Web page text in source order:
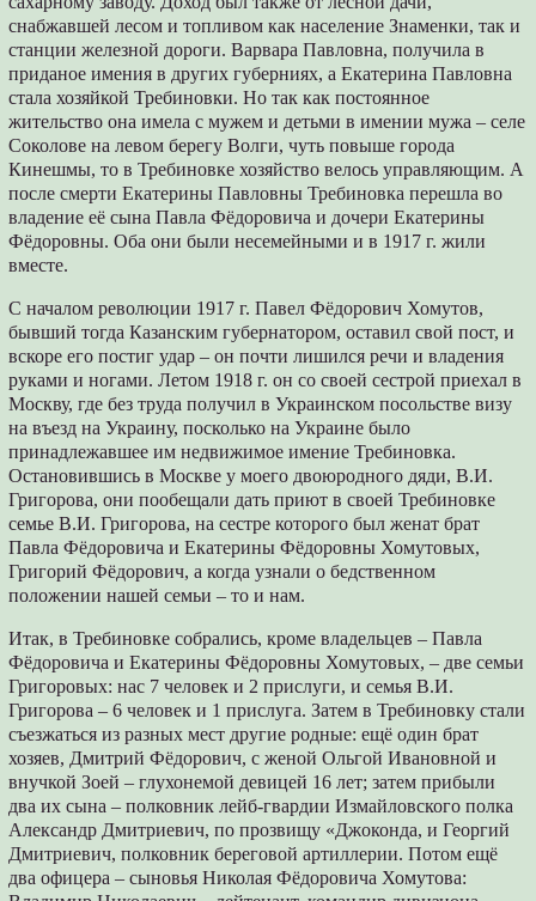
снабжавшей лесом и топливом как население Знаменки, так и
станции железной дороги. Варвара Павловна, получила в
приданое имения в других губерниях, а Екатерина Павловна
стала хозяйкой Требиновки. Но так как постоянное
жительство она имела с мужем и детьми в имении мужа – селе
Соколове на левом берегу Волги, чуть повыше города
Кинешмы, то в Требиновке хозяйство велось управляющим. А
после смерти Екатерины Павловны Требиновка перешла во
владение её сына Павла Фёдоровича и дочери Екатерины
Фёдоровны. Оба они были несемейными и в 1917 г. жили
вместе.
С началом революции 1917 г. Павел Фёдорович Хомутов,
бывший тогда Казанским губернатором, оставил свой пост, и
вскоре его постиг удар – он почти лишился речи и владения
руками и ногами. Летом 1918 г. он со своей сестрой приехал в
Москву, где без труда получил в Украинском посольстве визу
на въезд на Украину, посколько на Украине было
принадлежавшее им недвижимое имение Требиновка.
Остановившись в Москве у моего двоюродного дяди, В.И.
Григорова, они пообещали дать приют в своей Требиновке
семье В.И. Григорова, на сестре которого был женат брат
Павла Фёдоровича и Екатерины Фёдоровны Хомутовых,
Григорий Фёдорович, а когда узнали о бедственном
положении нашей семьи – то и нам.
Итак, в Требиновке собрались, кроме владельцев – Павла
Фёдоровича и Екатерины Фёдоровны Хомутовых, – две семьи
Григоровых: нас 7 человек и 2 прислуги, и семья В.И.
Григорова – 6 человек и 1 прислуга. Затем в Требиновку стали
съезжаться из разных мест другие родные: ещё один брат
хозяев, Дмитрий Фёдорович, с женой Ольгой Ивановной и
внучкой Зоей – глухонемой девицей 16 лет; затем прибыли
два их сына – полковник лейб-гвардии Измайловского полка
Александр Дмитриевич, по прозвищу «Джоконда, и Георгий
Дмитриевич, полковник береговой артиллерии. Потом ещё
два офицера – сыновья Николая Фёдоровича Хомутова: